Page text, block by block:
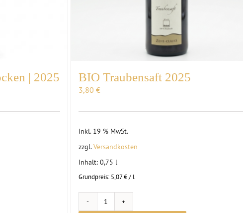
| 2025 BIO Traubensaft 2025
3,80 €
inkl. 19 % MwSt.
zzgl.Versandkosten
Inhalt: 0,75 l
Grundpreis: 5,07€/ l
BIO